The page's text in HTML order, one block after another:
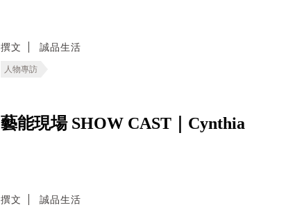
撰文 誠品生活
人物專訪
藝能現場 SHOW CAST｜Cynthia
撰文 誠品生活